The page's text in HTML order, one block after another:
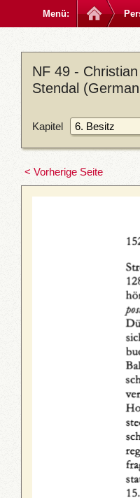
Menü:
NF 49 -
Stendal
Kapitel
< Vorherige Seite